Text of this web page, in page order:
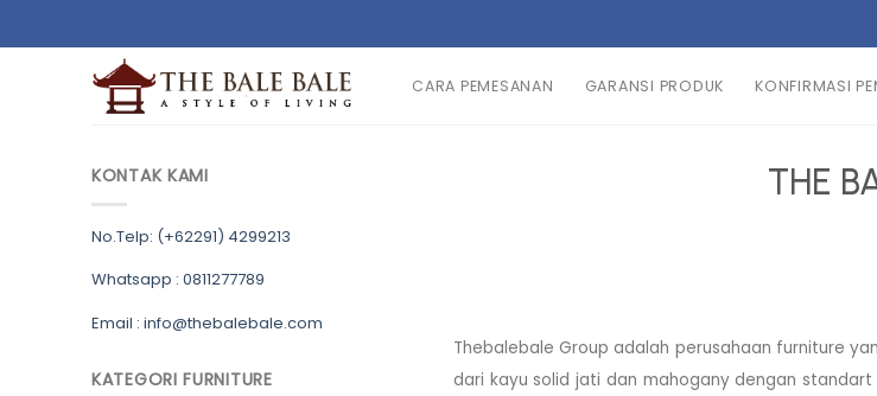
to
CARA PEMESANAN GARANSI PRODUK KONFIRMASI
THE
Thebalebale Group adalah perusahaan furniture
dari kayu solid jati dan mahogany dengan
KONTAK KAMI
No.Telp: (+62291) 4299213
Whatsapp : 0811277789
Email : info@thebalebale.com
KATEGORI FURNITURE